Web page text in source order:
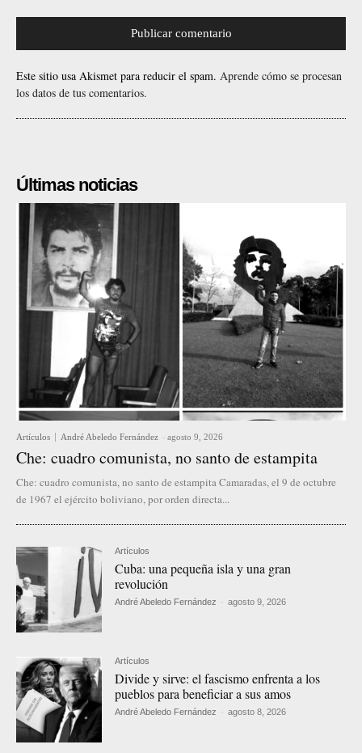
Este sitio usa Akismet para reducir el spam. Aprende cómo se procesan
los datos de tus comentarios.
Últimas noticias
Artículos André Abeledo Fernández - agosto 9, 2026
Che: cuadro comunista, no santo de estampita
Che: cuadro comunista, no santo de estampita Camaradas, el 9 de octubre
de 1967 el ejército boliviano, por orden directa...
Artículos
Cuba: una pequeña isla y una gran
revolución
André Abeledo Fernández - agosto 9, 2026
Artículos
Divide y sirve: el fascismo enfrenta a los
pueblos para beneficiar a sus amos
André Abeledo Fernández - agosto 8, 2026